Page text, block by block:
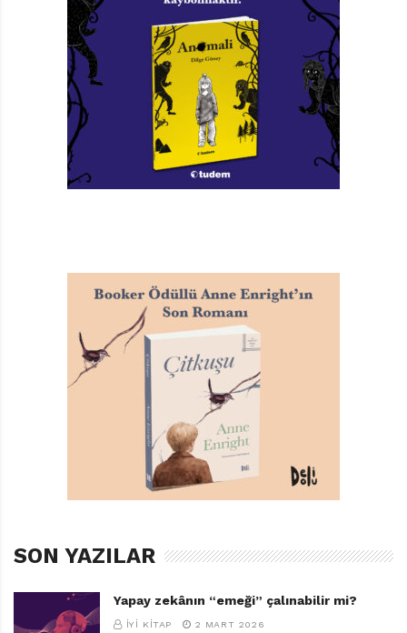
SON YAZILAR
Yapay zekânın “emeği” çalınabilir mi?
İYI KITAP 2 MART 2026